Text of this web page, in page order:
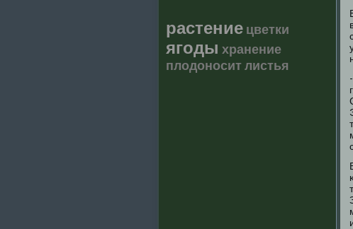
растение цветки
ягоды хранение
плодоноситлистья